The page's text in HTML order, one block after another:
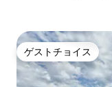
ゲストチョイス
ゲストチョイス